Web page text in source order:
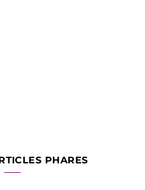
PHARES